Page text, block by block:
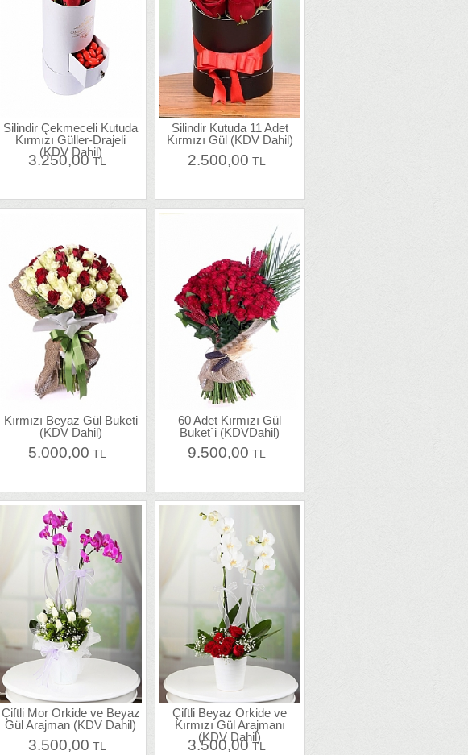
Silindir Çekmeceli Kutuda
Kırmızı Güller-Drajeli
(KDV Dahil)
3.250,00TL
Silindir Kutuda 11 Adet
Kırmızı Gül (KDV Dahil)
2.500,00 TL
Kırmızı Beyaz Gül Buketi
(KDV Dahil)
5.000,00 TL
60 Adet Kırmızı Gül
Buket`i (KDVDahil)
9.500,00 TL
Çiftli Mor Orkide ve Beyaz
Gül Arajman (KDV Dahil)
3.500,00 TL
Çiftli Beyaz Orkide ve
Kırmızı Gül Arajmanı
(KDV Dahil)
3.500,00 TL